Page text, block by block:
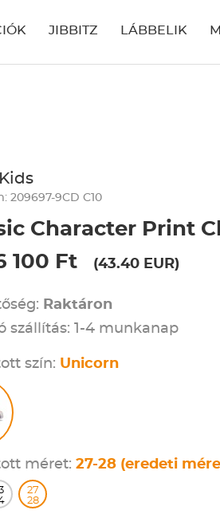
JIBBITZ LÁBBELIK
209697-9CD C10
Character Print
100 Ft
(43.40 EUR)
Raktáron
szállítás: 1-4 munkanap
szín: Unicorn
méret: 27-28 (eredeti
27
28